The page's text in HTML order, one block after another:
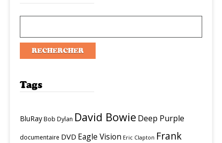
Tags
BluRayBob Dylan David Bowie Deep Purple
documentaire DVD Eagle Vision Eric Clapton Frank